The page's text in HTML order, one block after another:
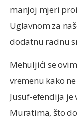
manjoj mjeri
Uglavnom za
dodatnu radnu
Mehuljići se
vremenu kako
Jusuf-efendija
Muratima, što